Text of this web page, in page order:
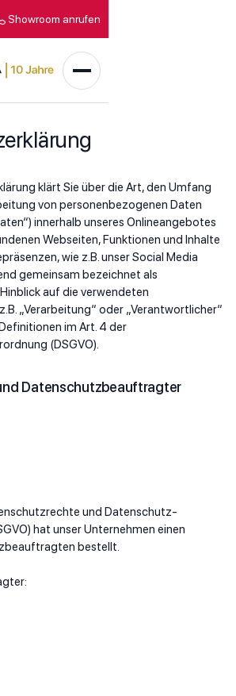
Showroom anrufen
klärt Sie über die Art, den Umfang
von personenbezogenen Daten
innerhalb unseres Onlineangebotes
Webseiten, Funktionen und Inhalte
wie z.B. unser Social Media
gemeinsam bezeichnet als
auf die verwendeten
„Verarbeitung“ oder „Verantwortlicher“
im Art. 4 der
(DSGVO).
Datenschutzbeauftragter
und Datenschutz-
hat unser Unternehmen einen
bestellt.